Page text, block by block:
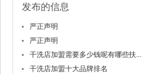
发布的信息
严正声明
严正声明
干洗店加盟需要多少钱呢有哪些扶...
干洗店加盟十大品牌排名